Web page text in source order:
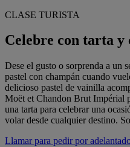
CLASE TURISTA
Celebre con tarta y
Dese el gusto o sorprenda a un
pastel con champán cuando
delicioso pastel de vainilla
Moët et Chandon Brut Impérial
una tarta para celebrar una
volar desde cualquier destino.
Llamar para pedir por